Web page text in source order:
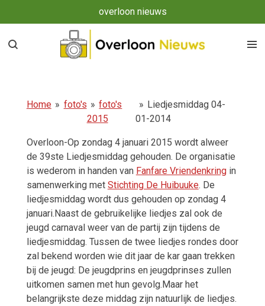
direct
naar
overloon nieuws
Home » foto's » foto's
2015
» Liedjesmiddag 04-
01-2014
Overloon-Op zondag 4 januari 2015 wordt alweer
de 39ste Liedjesmiddag gehouden. De organisatie
is wederom in handen van Fanfare Vriendenkringin
samenwerking met Stichting De Huibuuke. De
liedjesmiddag wordt dus gehouden op zondag 4
januari.Naast de gebruikelijke liedjes zal ook de
jeugd carnaval weer van de partij zijn tijdens de
liedjesmiddag. Tussen de twee liedjes rondes door
zal bekend worden wie dit jaar de kar gaan trekken
bij de jeugd: De jeugdprins en jeugdprinses zullen
uitkomen samen met hun gevolg.Maar het
belangrijkste deze middag zijn natuurlijk de liedjes.